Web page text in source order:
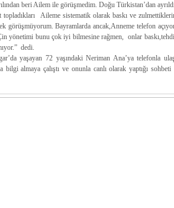
beri Ailem ile görüşmedim. Doğu Türkistan’dan
Aileme sistematik olarak baskı ve
görüşmüyorum. Bayramlarda ancak,Anneme telefon
yönetimi bunu çok iyi bilmesine rağmen, onlar
dedi.
yaşayan 72 yaşındaki Neriman Ana’ya telefonla
bilgi almaya çalıştı ve onunla canlı olarak yaptığı